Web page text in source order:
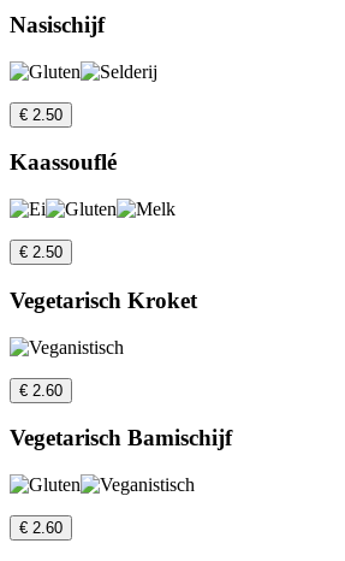
Nasischijf
€ 2.50
Kaassouflé
€ 2.50
Vegetarisch Kroket
€ 2.60
Vegetarisch Bamischijf
€ 2.60